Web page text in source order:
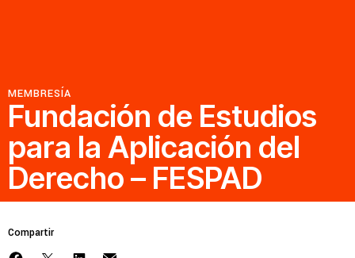
Novedades
Involúcrate
Sala de Prensa
Serie de cómics sobre captura corporativa
MEMBRESÍA
Fundación de Estudios
para la Aplicación del
Derecho – FESPAD
Compartir